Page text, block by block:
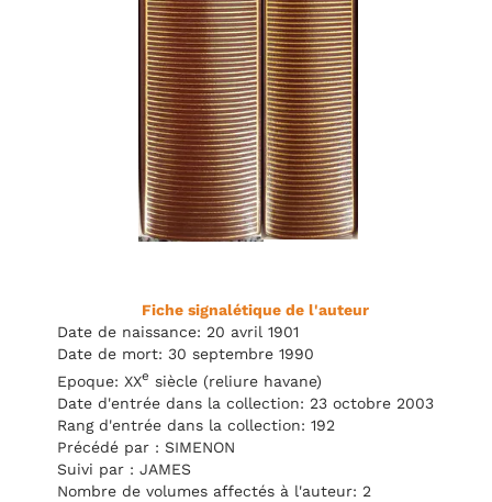
Fiche signalétique de l'auteur
Date de naissance: 20 avril 1901
Date de mort: 30 septembre 1990
Epoque: XXe siècle (reliure havane)
Date d'entrée dans la collection: 23 octobre 2003
Rang d'entrée dans la collection: 192
Précédé par : SIMENON
Suivi par : JAMES
Nombre de volumes affectés à l'auteur: 2